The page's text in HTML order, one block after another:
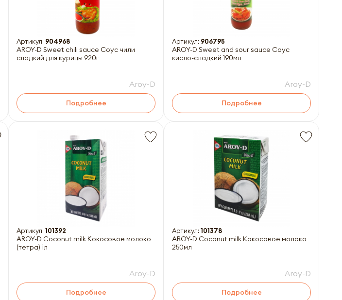
Артикул: 904968
AROY-D Sweet chili sauce Соус чили
сладкий для курицы 920г
Aroy-D
Подробнее
Артикул: 906795
AROY-D Sweet and sour sauce Соус
кисло-сладкий 190мл
Aroy-D
Подробнее
Артикул: 101392
AROY-D Coconut milk Кокосовое молоко
(тетра) 1л
Aroy-D
Подробнее
Артикул: 101378
AROY-D Coconut milk Кокосовое молоко
250мл
Aroy-D
Подробнее